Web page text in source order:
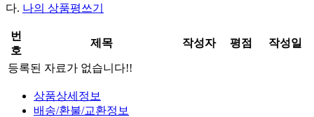
다. 나의 상품평쓰기
번
호
제목 작성자 평점 작성일
등록된 자료가 없습니다!!
상품상세정보
배송/환불/교환정보